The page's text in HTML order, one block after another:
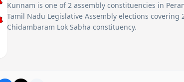
Kunnam is one of2 assembly constituencies in
Tamil Nadu Legislative Assembly elections covering
Chidambaram Lok Sabha constituency.